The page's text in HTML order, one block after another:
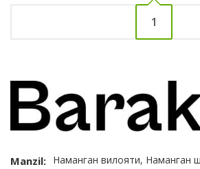
1
Manzil: Наманган вилояти, Наманган